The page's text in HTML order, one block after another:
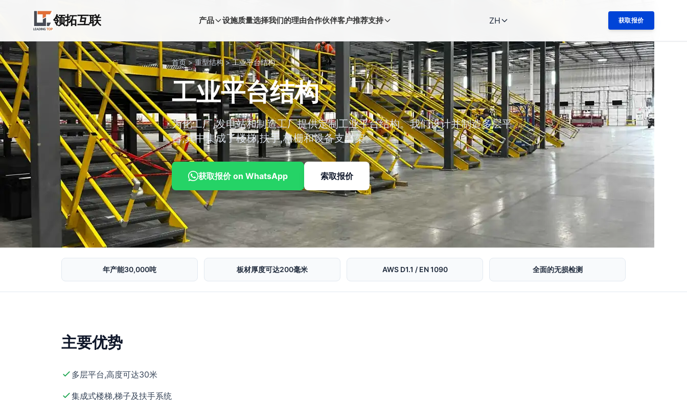
领拓互联 产品 设施质量选择我们的理由合作伙伴客户推荐支持 ZH 获取报价
首页>重型结构>工业平台结构
工业平台结构
为化工厂,发电站和制造工厂提供定制工业平台结构。我们设计并制造多层平
台,其中集成了楼梯,扶手,格栅和设备支撑架。
获取报价 on WhatsApp 索取报价
年产能30,000吨 板材厚度可达200毫米 AWS D1.1 / EN 1090 全面的无损检测
主要优势
多层平台,高度可达30米
集成式楼梯,梯子及扶手系统